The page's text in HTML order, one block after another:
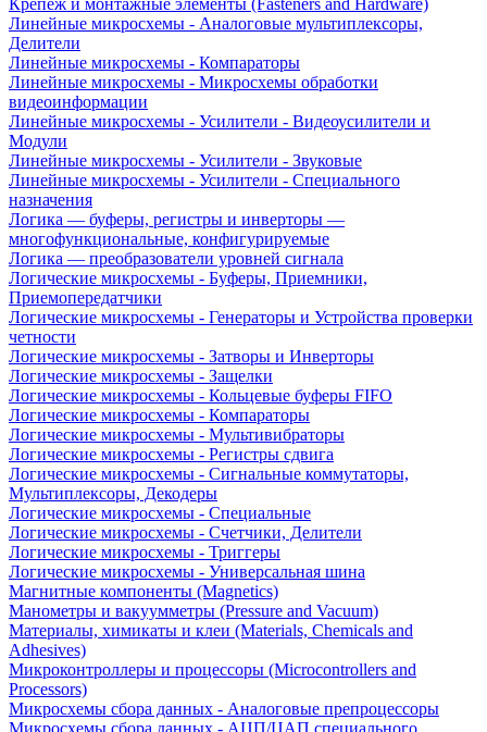
Крепёж и монтажные элементы (Fasteners and Hardware)
Линейные микросхемы - Аналоговые мультиплексоры,
Делители
Линейные микросхемы - Компараторы
Линейные микросхемы - Микросхемы обработки
видеоинформации
Линейные микросхемы - Усилители - Видеоусилители и
Модули
Линейные микросхемы - Усилители - Звуковые
Линейные микросхемы - Усилители - Специального
назначения
Логика — буферы, регистры и инверторы —
многофункциональные, конфигурируемые
Логика — преобразователи уровней сигнала
Логические микросхемы - Буферы, Приемники,
Приемопередатчики
Логические микросхемы - Генераторы и Устройства проверки
четности
Логические микросхемы - Затворы и Инверторы
Логические микросхемы - Защелки
Логические микросхемы - Кольцевые буферы FIFO
Логические микросхемы - Компараторы
Логические микросхемы - Мультивибраторы
Логические микросхемы - Регистры сдвига
Логические микросхемы - Сигнальные коммутаторы,
Мультиплексоры, Декодеры
Логические микросхемы - Специальные
Логические микросхемы - Счетчики, Делители
Логические микросхемы - Триггеры
Логические микросхемы - Универсальная шина
Магнитные компоненты (Magnetics)
Манометры и вакуумметры (Pressure and Vacuum)
Материалы, химикаты и клеи (Materials, Chemicals and
Adhesives)
Микроконтроллеры и процессоры (Microcontrollers and
Processors)
Микросхемы сбора данных - Аналоговые препроцессоры
Микросхемы сбора данных - АЦП/ЦАП специального